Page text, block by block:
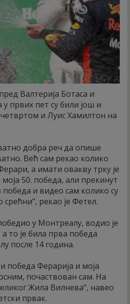
Валтерија Ботаса и
првих пет су били још и
и Луис Хамилтон на
добра реч да опише
Већ сам рекао колико
а имати овакву трку је
50. победа, али прекинут
победа и видео сам колико су
рекао је Фетел.
у Монтреалу, водио је
то је била прва победа
после 14 година.
победа Ферарија и моја
почаствован сам. На
Жила Вилнева", навео
првак.